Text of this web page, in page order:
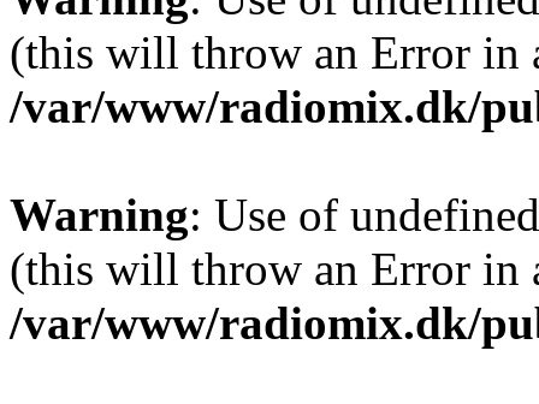
(this will throw an Error in
/var/www/radiomix.dk/
Warning: Use of
(this will throw an Error in
/var/www/radiomix.dk/